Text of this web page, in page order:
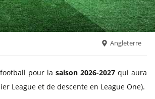
Angleterre
pour la saison 2026-2027 qui aura
League et de descente en League One).